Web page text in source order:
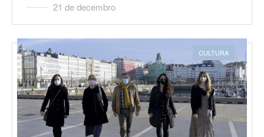
21 de decembro
CULTURA